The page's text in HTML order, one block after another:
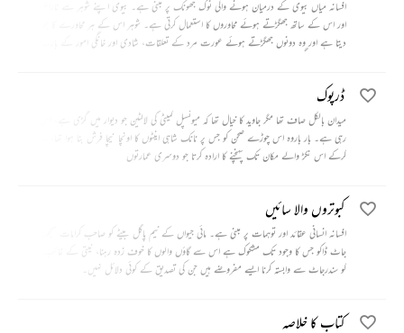
افسانہ میاں بیوی کے درمیان ہونے والی نوک جھونک پر مبنی ہے۔ بیوی اپنے شوہر سے ناراض ہے
اور اس کے ساتھ جھگڑتے ہوئے محاوروں کا استعمال کرتی ہے۔ شوہر اس کے ہر محاورے کا جواب
دیتا ہے اور وہ دونوں جھگڑتے ہوئے عورت مرد کے تعلقات، شادی اور خانگی امور کے بارے میں
ڈرپوک
میدان بالکل صاف تھا مگر جاوید کا خیال تھا کہ میونسپل کمیٹی کی لالٹین جو دیوار میں گڑی ہے، اس کوگھور
رہی ہے۔ بار باروہ اس چوڑے صحن کو جس پر نانک شاہی اینٹوں کا اونچا نیچا فرش بنا ہوا تھا، طے
کرکے اس نکڑ والے مکان تک پہنچنے کا ارادہ کرتا جو دوسری عمارتوں
کبوتروں والا سائیں
افسانہ انسانی عقائد اور توہمات پر مبنی ہے۔ مائی جیواں کے نیم پاگل بیٹے کو صاحب کرامات سمجھنا، سندر
جاٹ ڈاکو جس کا وجود تک مشکوک ہے اس سے گاؤں والوں کا خوف زدہ رہنا، نیتی کے غائب ہونے
کو سندرجاٹ سے وابستہ کرنا ایسے مفروضے ہیں جن کی تصدیق کے کوئی دلائل نہیں۔
کتاب کا خلاصہ